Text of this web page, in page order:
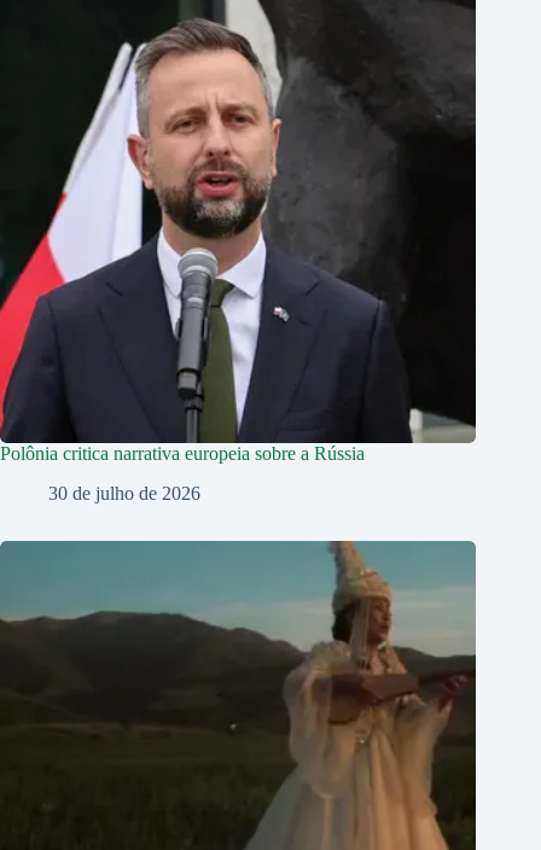
Polônia critica narrativa europeia sobre a Rússia
30 de julho de 2026